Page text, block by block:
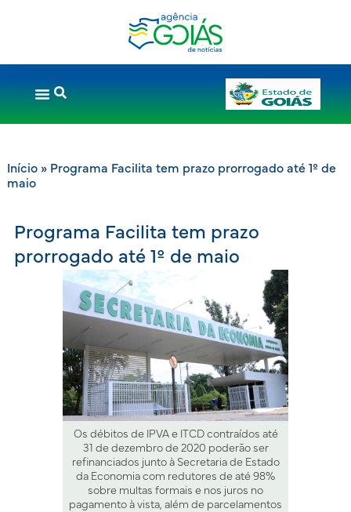
Início» Programa Facilita tem prazo prorrogado até 1º de
maio
Programa Facilita tem prazo
prorrogado até 1º de maio
Os débitos de IPVA e ITCD contraídos até
31 de dezembro de 2020 poderão ser
refinanciados junto à Secretaria de Estado
da Economia com redutores de até 98%
sobre multas formais e nos juros no
pagamento à vista, além de parcelamentos